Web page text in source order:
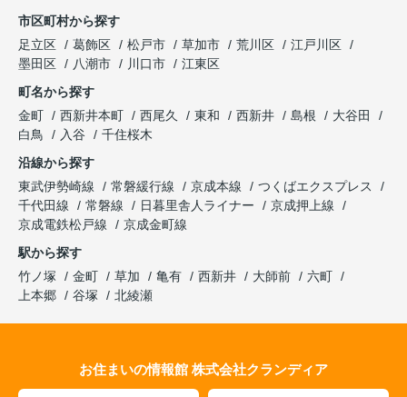
市区町村から探す
足立区
葛飾区 松戸市 草加市 荒川区
江戸川区
墨田区
八潮市 川口市
江東区
町名から探す
金町
西新井本町 西尾久 東和 西新井 島根
大谷田
白鳥
入谷
千住桜木
沿線から探す
東武伊勢崎線
常磐緩行線 京成本線
つくばエクスプレス
千代田線
常磐線 日暮里舎人ライナー
京成押上線
京成電鉄松戸線
京成金町線
駅から探す
竹ノ塚
金町 草加 亀有 西新井 大師前
六町
上本郷
谷塚 北綾瀬
お住まいの情報館 株式会社クランディア